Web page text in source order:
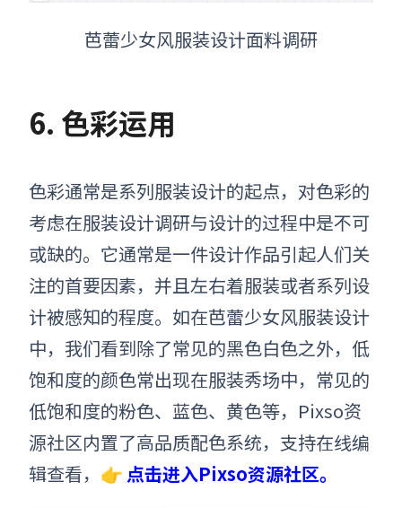
芭蕾少女风服装设计面料调研
6. 色彩运用
色彩通常是系列服装设计的起点，对色彩的
考虑在服装设计调研与设计的过程中是不可
或缺的。它通常是一件设计作品引起人们关
注的首要因素，并且左右着服装或者系列设
计被感知的程度。 如在芭蕾少女风服装设计
中，我们看到除了常见的黑色白色之外，低
饱和度的颜色常出现在服装秀场中，常见的
低饱和度的粉色、蓝色、黄色等， Pixso资
源社区内置了高品质配色系统，支持在线编
辑查看，👉 点击进入Pixso资源社区。